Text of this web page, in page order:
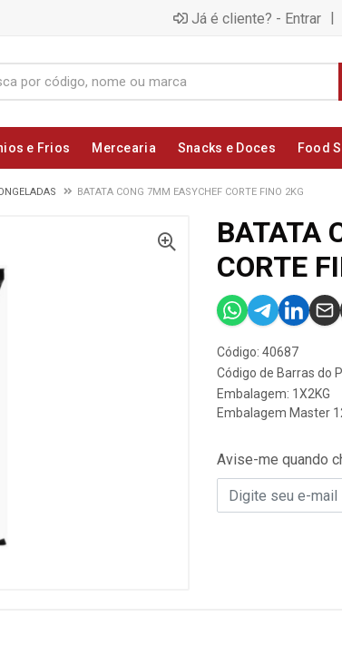
Já é cliente? - Entrar |
e Frios Mercearia Snacks e Doces Food
BATATA CONG 7MM EASYCHEF CORTE FINO 2KG
BATATA
CORTE
Código: 40687
Código de Barras do
Embalagem: 1X2KG
Embalagem Master
Avise-me quando